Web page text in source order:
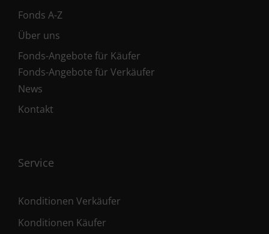
Fonds A-Z
Über uns
Fonds-Angebote für Käufer
Fonds-Angebote für Verkäufer
News
Kontakt
Service
Konditionen Verkäufer
Konditionen Käufer